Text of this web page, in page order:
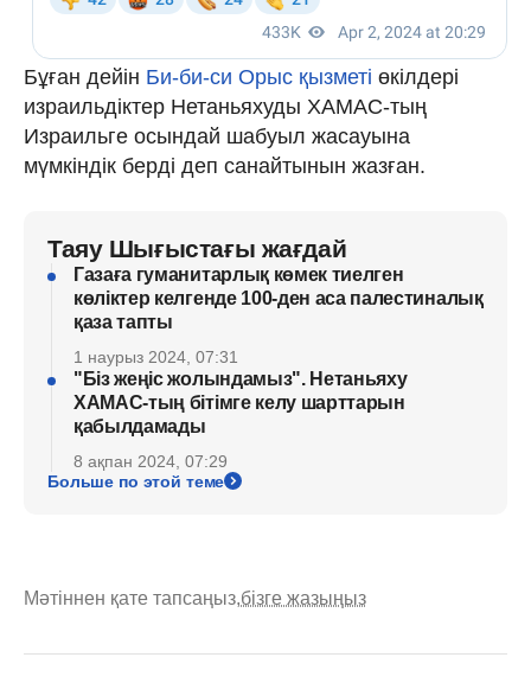
Бұған дейін Би-би-си Орыс қызметі өкілдері
израильдіктер Нетаньяхуды ХАМАС-тың
Израильге осындай шабуыл жасауына
мүмкіндік берді деп санайтынын жазған.
Таяу Шығыстағы жағдай
Газаға гуманитарлық көмек тиелген
көліктер келгенде 100-ден аса палестиналық
қаза тапты
1 наурыз 2024, 07:31
"Біз жеңіс жолындамыз". Нетаньяху
ХАМАС-тың бітімге келу шарттарын
қабылдамады
8 ақпан 2024, 07:29
Больше по этой теме
Мәтіннен қате тапсаңыз,бізге жазыңыз